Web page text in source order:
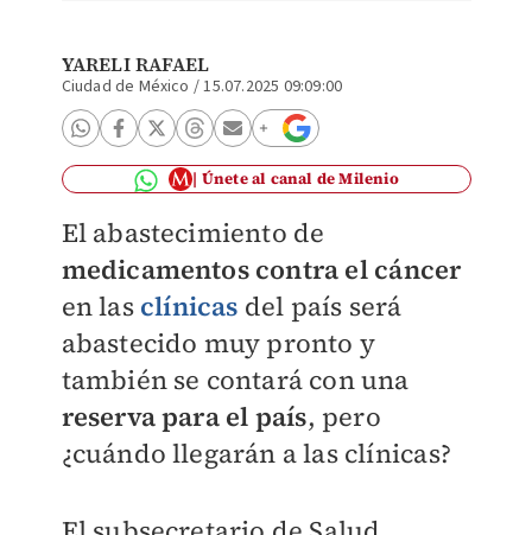
YARELI RAFAEL
Ciudad de México /15.07.2025 09:09:00
Únete al canal de Milenio
El abastecimiento de
medicamentos contra el cáncer
en las clínicas del país será
abastecido muy pronto y
también se contará con una
reserva para el país, pero
¿cuándo llegarán a las clínicas?